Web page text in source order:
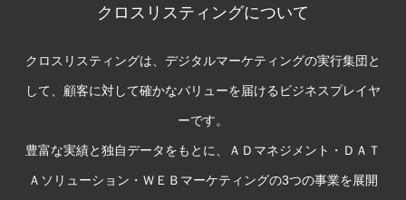
クロスリスティングについて
クロスリスティングは、デジタルマーケティングの実行集団と
して、顧客に対して確かなバリューを届けるビジネスプレイヤ
ーです。
豊富な実績と独自データをもとに、ＡＤマネジメント・ＤＡＴ
Ａソリューション・ＷＥＢマーケティングの3つの事業を展開